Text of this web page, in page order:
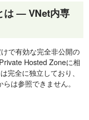
は — VNet内専
で有効な完全非公開の
Hosted Zoneに相
完全に独立しており、
は参照できません。